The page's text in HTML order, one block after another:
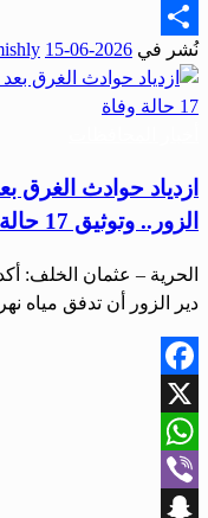
Email
Share
نُشر في 2026-06-15
ازدياد حوادث الغرق
الزور.. وتوثيق 17 حالة وفاة
الحرية – عثمان الخلف:
دير الزور أن تدفق مياه
Facebook
X
WhatsApp
Viber